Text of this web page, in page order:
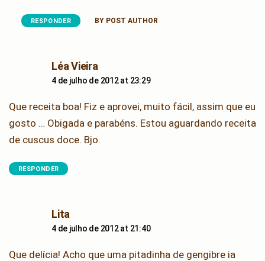
RESPONDER BY POST AUTHOR
Léa Vieirasays:
4 de julho de 2012 at 23:29
Que receita boa! Fiz e aprovei, muito fácil, assim que eu
gosto … Obigada e parabéns. Estou aguardando receita
de cuscus doce. Bjo.
RESPONDER
Lita
4 de julho de 2012 at 21:40
Que delícia! Acho que uma pitadinha de gengibre ia